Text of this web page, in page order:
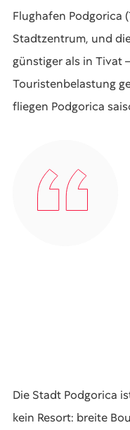
Flughafen Podgorica
Stadtzentrum, und
günstiger als in
Touristenbelastung
fliegen Podgorica
Die Stadt Podgorica
kein Resort: breite